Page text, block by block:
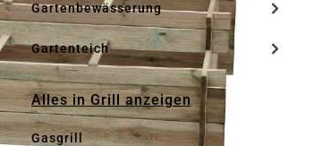
Gartenbewässerung
Gartenteich
Alles in Grill anzeigen
Gasgrill